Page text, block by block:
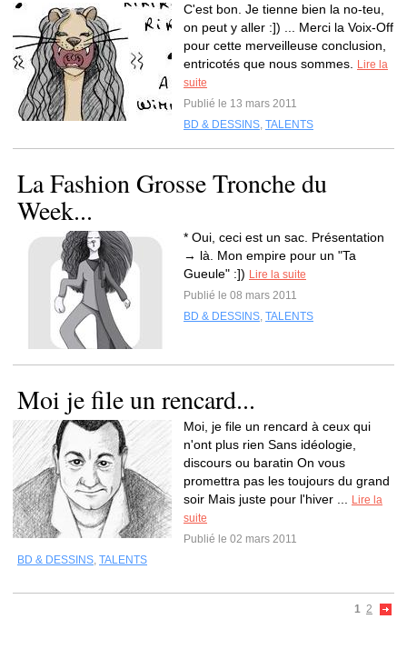
C'est bon. Je tienne bien la no-teu,
on peut y aller :]) ... Merci la Voix-Off
pour cette merveilleuse conclusion,
entricotés que nous sommes.
Lire la
suite
Publié le 13 mars 2011
BD & DESSINS, TALENTS
La Fashion Grosse Tronche du
Week...
* Oui, ceci est un sac. Présentation
→ là. Mon empire pour un "Ta
Gueule" :]) Lire la suite
Publié le 08 mars 2011
BD & DESSINS, TALENTS
Moi je file un rencard...
Moi, je file un rencard à ceux qui
n'ont plus rien Sans idéologie,
discours ou baratin On vous
promettra pas les toujours du grand
soir Mais juste pour l'hiver ...
Lire la
suite
Publié le 02 mars 2011
BD & DESSINS, TALENTS
1 2